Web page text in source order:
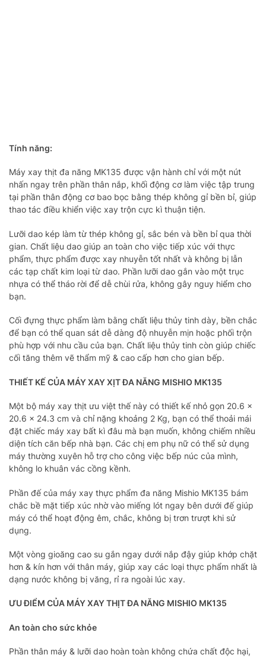
Tính năng:
Máy xay thịt đa năng MK135 được vận hành chỉ với một nút
nhấn ngay trên phần thân nắp, khối động cơ làm việc tập trung
tại phần thân động cơ bao bọc bằng thép không gỉ bền bỉ, giúp
thao tác điều khiển việc xay trộn cực kì thuận tiện.
Lưỡi dao kép làm từ thép không gỉ, sắc bén và bền bỉ qua thời
gian. Chất liệu dao giúp an toàn cho việc tiếp xúc với thực
phẩm, thực phẩm được xay nhuyễn tốt nhất và không bị lẫn
các tạp chất kim loại từ dao. Phần lưỡi dao gắn vào một trục
nhựa có thể tháo rời để dễ chùi rửa, không gây nguy hiểm cho
bạn.
Cối đựng thực phẩm làm bằng chất liệu thủy tinh dày, bền chắc
để bạn có thể quan sát dễ dàng độ nhuyễn mịn hoặc phối trộn
phù hợp với nhu cầu của bạn. Chất liệu thủy tinh còn giúp chiếc
cối tăng thêm vẽ thẩm mỹ & cao cấp hơn cho gian bếp.
THIẾT KẾ CỦA MÁY XAY XỊT ĐA NĂNG MISHIO MK135
Một bộ máy xay thịt ưu việt thế này có thiết kế nhỏ gọn 20.6 ×
20.6 × 24.3 cm và chỉ nặng khoảng 2 Kg, bạn có thể thoải mái
đặt chiếc máy xay bất kì đâu mà bạn muốn, không chiếm nhiều
diện tích căn bếp nhà bạn. Các chị em phụ nữ có thể sử dụng
máy thường xuyên hỗ trợ cho công việc bếp núc của mình,
không lo khuân vác cồng kềnh.
Phần đế của máy xay thực phẩm đa năng Mishio MK135 bám
chắc bề mặt tiếp xúc nhờ vào miếng lót ngay bên dưới đế giúp
máy có thể hoạt động êm, chắc, không bị trơn trượt khi sử
dụng.
Một vòng gioăng cao su gắn ngay dưới nắp đậy giúp khớp chặt
hơn & kín hơn với thân máy, giúp xay các loại thực phẩm nhất là
dạng nước không bị văng, rỉ ra ngoài lúc xay.
ƯU ĐIỂM CỦA MÁY XAY THỊT ĐA NĂNG MISHIO MK135
An toàn cho sức khỏe
Phần thân máy & lưỡi dao hoàn toàn không chứa chất độc hại,